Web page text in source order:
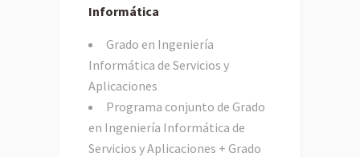
Informática
Grado en Ingeniería
Informática de Servicios y
Aplicaciones
Programa conjunto de Grado
en Ingeniería Informática de
Servicios y Aplicaciones + Grado